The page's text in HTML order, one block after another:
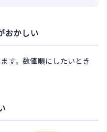
おかしい
す。数値順にしたいとき